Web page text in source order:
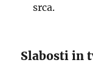
srca.
Slabosti in